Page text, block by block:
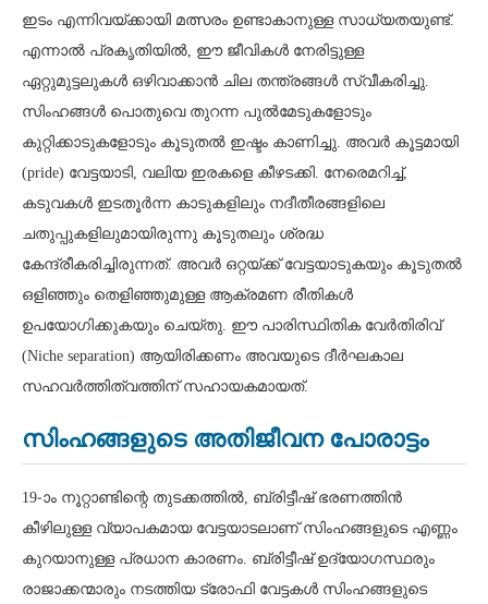
ഇടം എന്നിവയ്ക്കായി മത്സരം ഉണ്ടാകാനുള്ള സാധ്യതയുണ്ട്.
എന്നാൽ പ്രകൃതിയിൽ, ഈ ജീവികൾ നേരിട്ടുള്ള
ഏറ്റുമുട്ടലുകൾ ഒഴിവാക്കാൻ ചില തന്ത്രങ്ങൾ സ്വീകരിച്ചു.
സിംഹങ്ങൾ പൊതുവെ തുറന്ന പുൽമേടുകളോടും
കുറ്റിക്കാടുകളോടും കൂടുതൽ ഇഷ്ടം കാണിച്ചു. അവർ കൂട്ടമായി
(pride) വേട്ടയാടി, വലിയ ഇരകളെ കീഴടക്കി. നേരെമറിച്ച്,
കടുവകൾ ഇടതൂർന്ന കാടുകളിലും നദീതീരങ്ങളിലെ
ചതുപ്പുകളിലുമായിരുന്നു കൂടുതലും ശ്രദ്ധ
കേന്ദ്രീകരിച്ചിരുന്നത്. അവർ ഒറ്റയ്ക്ക് വേട്ടയാടുകയും കൂടുതൽ
ഒളിഞ്ഞും തെളിഞ്ഞുമുള്ള ആക്രമണ രീതികൾ
ഉപയോഗിക്കുകയും ചെയ്തു. ഈ പാരിസ്ഥിതിക വേർതിരിവ്
(Niche separation) ആയിരിക്കണം അവയുടെ ദീർഘകാല
സഹവർത്തിത്വത്തിന് സഹായകമായത്.
സിംഹങ്ങളുടെ അതിജീവന പോരാട്ടം
19-ാം നൂറ്റാണ്ടിന്റെ തുടക്കത്തിൽ, ബ്രിട്ടീഷ് ഭരണത്തിൻ
കീഴിലുള്ള വ്യാപകമായ വേട്ടയാടലാണ് സിംഹങ്ങളുടെ എണ്ണം
കുറയാനുള്ള പ്രധാന കാരണം. ബ്രിട്ടീഷ് ഉദ്യോഗസ്ഥരും
രാജാക്കന്മാരും നടത്തിയ ട്രോഫി വേട്ടകൾ സിംഹങ്ങളുടെ